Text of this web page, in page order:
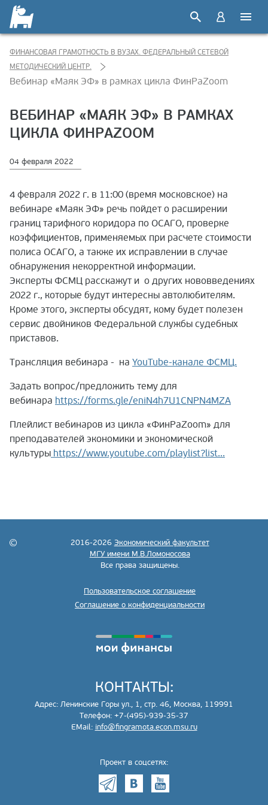
ФИНАНСОВАЯ ГРАМОТНОСТЬ В ВУЗАХ. ФЕДЕРАЛЬНЫЙ СЕТЕВОЙ
МЕТОДИЧЕСКИЙ ЦЕНТР.
Вебинар «Маяк ЭФ» в рамках цикла ФинРаZoom
ВЕБИНАР «МАЯК ЭФ» В РАМКАХ
ЦИКЛА ФИНРАZOOM
04 февраля 2022
4 февраля 2022 г. в 11:00 (время московское) на
вебинаре «Маяк ЭФ» речь пойдет о расширении
границ тарифного коридора по ОСАГО, проверке
коэффициентов, применяемых при расчете стоимости
полиса ОСАГО, а также их исправлении в случае
обнаружения некорректной информации.
Эксперты ФСМЦ расскажут и о других нововведениях
2022 г., которые будут интересны автолюбителям.
Кроме этого, эксперты обсудят, кому будет полезен
сервис двойников Федеральной службы судебных
приставов.
Трансляция вебинара - на YouTube-канале ФСМЦ.
Задать вопрос/предложить тему для
вебинара https://forms.gle/eniN4h7U1CNPN4MZA
Плейлист вебинаров из цикла «ФинРаZoom» для
преподавателей экономики и экономической
культуры https://www.youtube.com/playlist?list...
2016-2026 Экономический факультет
МГУ имени М.В.Ломоносова
Все права защищены.
Пользовательское соглашение
Соглашение о конфиденциальности
КОНТАКТЫ:
Адрес: Ленинские Горы ул., 1, стр. 46, Москва, 119991
Телефон: +7-(495)-939-35-37
EMail: info@fingramota.econ.msu.ru
Проект в соцсетях: